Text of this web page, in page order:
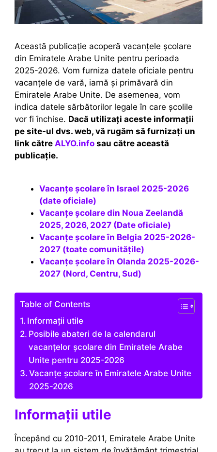
Această publicație acoperă vacanțele școlare
din Emiratele Arabe Unite pentru perioada
2025-2026. Vom furniza datele oficiale pentru
vacanțele de vară, iarnă și primăvară din
Emiratele Arabe Unite. De asemenea, vom
indica datele sărbătorilor legale în care școlile
vor fi închise. Dacă utilizați aceste informații
pe site-ul dvs. web, vă rugăm să furnizați un
link către ALYO.info sau către această
publicație.
Vacanțe școlare în Israel 2025-2026
(date oficiale)
Vacanțe școlare din Noua Zeelandă
2025, 2026, 2027 (Date oficiale)
Vacanțe școlare în Belgia 2025-2026-
2027 (toate comunitățile)
Vacanțe școlare în Olanda 2025-2026-
2027 (Nord, Centru, Sud)
Table of Contents
Informații utile
Posibile abateri de la calendarul
vacanțelor școlare din Emiratele Arabe
Unite pentru 2025-2026
Vacanțe școlare în Emiratele Arabe Unite
2025-2026
Informații utile
Începând cu 2010-2011, Emiratele Arabe Unite